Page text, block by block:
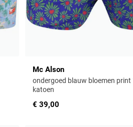
Mc Alson
ondergoed blauw bloemen print
katoen
€ 39,00